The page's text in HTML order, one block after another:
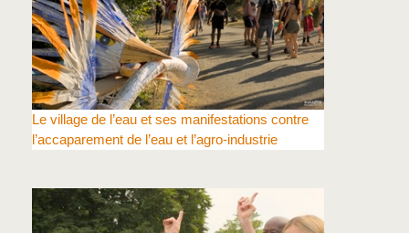
Le village de l’eau et ses manifestations contre
l’accaparement de l’eau et l’agro-industrie